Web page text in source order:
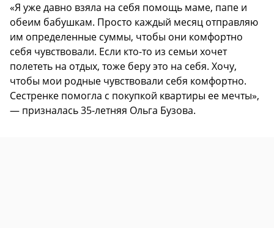
«Я уже давно взяла на себя помощь маме, папе и
обеим бабушкам. Просто каждый месяц отправляю
им определенные суммы, чтобы они комфортно
себя чувствовали. Если кто-то из семьи хочет
полететь на отдых, тоже беру это на себя. Хочу,
чтобы мои родные чувствовали себя комфортно.
Сестренке помогла с покупкой квартиры ее мечты»,
— призналась 35-летняя Ольга Бузова.